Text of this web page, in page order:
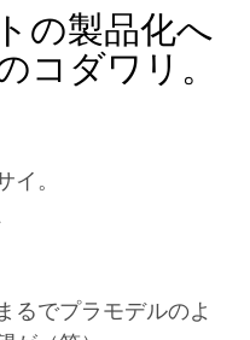
の製品化へ
コダワリ。
イ。
るでプラモデルのよ